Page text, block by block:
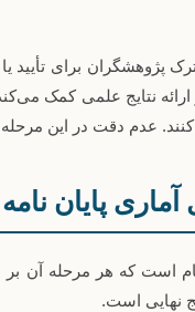
پژوهشگران برای تأیید
ارائه نتایج علمی کمک
کنند. عدم دقت در این
پایان
است که هر مرحله آن
نهایی است.